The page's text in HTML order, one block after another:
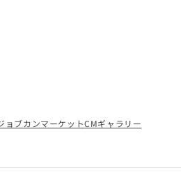
ョブカンマーケットCMギャラリー